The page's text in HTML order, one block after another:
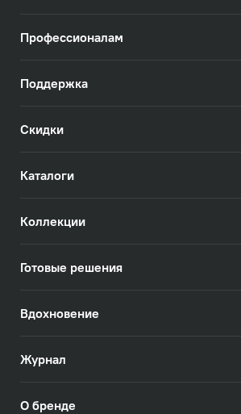
Профессионалам
Поддержка
Скидки
Каталоги
Коллекции
Готовые решения
Вдохновение
Журнал
О бренде